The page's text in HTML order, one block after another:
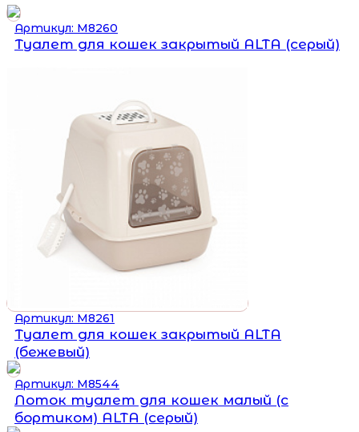
Артикул: М8260
Туалет для кошек закрытый ALTA (серый)
Артикул: М8261
Туалет для кошек закрытый ALTA
(бежевый)
Артикул: М8544
Лоток туалет для кошек малый (с
бортиком) ALTA (серый)